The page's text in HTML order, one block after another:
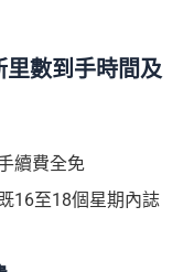
里數到手時間及
續費全免
16至18個星期內誌